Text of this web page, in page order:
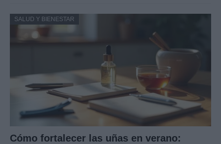
SALUD Y BIENESTAR
Cómo fortalecer las uñas en verano: